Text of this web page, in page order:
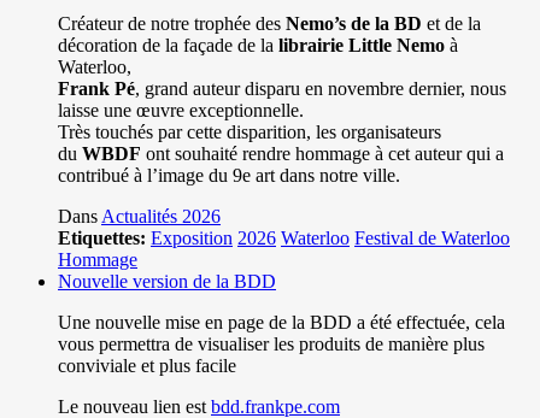
Créateur de notre trophée des Nemo’s de la BD et de la
décoration de la façade de la librairie Little Nemo à
Waterloo,
Frank Pé, grand auteur disparu en novembre dernier, nous
laisse une œuvre exceptionnelle.
Très touchés par cette disparition, les organisateurs
du WBDF ont souhaité rendre hommage à cet auteur qui a
contribué à l’image du 9e art dans notre ville.
Dans Actualités 2026
Etiquettes: Exposition 2026 Waterloo Festival de Waterloo
Hommage
Nouvelle version de la BDD
Une nouvelle mise en page de la BDD a été effectuée, cela
vous permettra de visualiser les produits de manière plus
conviviale et plus facile
Le nouveau lien est bdd.frankpe.com